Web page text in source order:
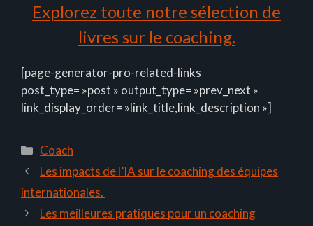
Explorez toute notre sélection de
livres sur le coaching.
[page-generator-pro-related-links
post_type= »post » output_type= »prev_next »
link_display_order= »link_title,link_description »]
Catégories
Coach
Les impacts de l’IA sur le coaching des équipes
internationales.
Les meilleures pratiques pour un coaching